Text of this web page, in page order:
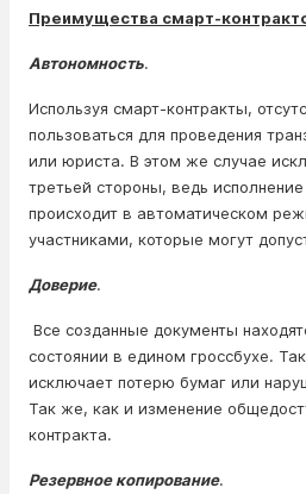
Преимущества смарт-
Автономность.
Используя смарт-контракты,
пользоваться для проведения
или юриста. В этом же случае
третьей стороны, ведь исполнение
происходит в автоматическом
участниками, которые могут
Доверие.
Все созданные документы
состоянии в едином гроссбухе.
исключает потерю бумаг или
Так же, как и изменение
контракта.
Резервное копирование.